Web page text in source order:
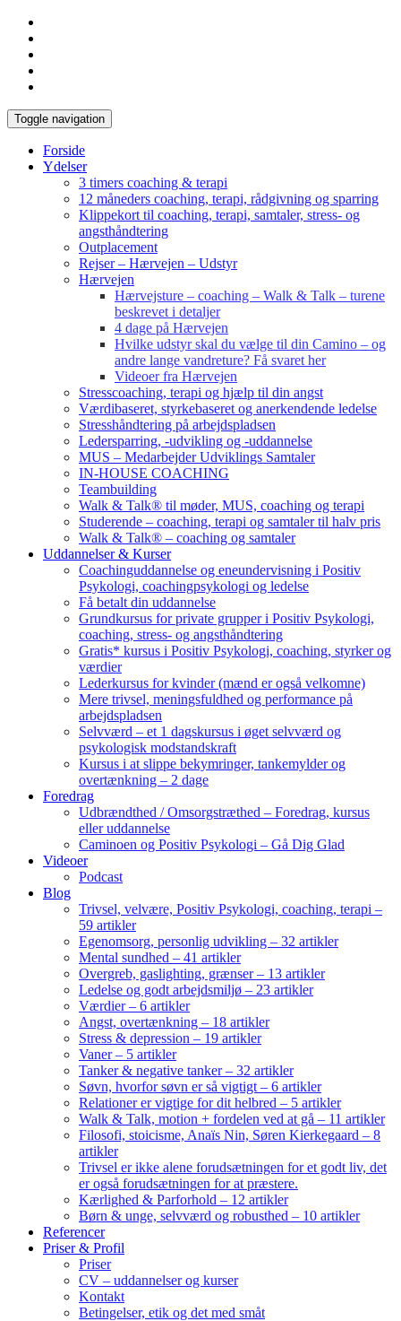
Toggle navigation
Forside
Ydelser
3 timers coaching & terapi
12 måneders coaching, terapi, rådgivning og sparring
Klippekort til coaching, terapi, samtaler, stress- og
angsthåndtering
Outplacement
Rejser – Hærvejen – Udstyr
Hærvejen
Hærvejsture – coaching – Walk & Talk – turene
beskrevet i detaljer
4 dage på Hærvejen
Hvilke udstyr skal du vælge til din Camino – og
andre lange vandreture? Få svaret her
Videoer fra Hærvejen
Stresscoaching, terapi og hjælp til din angst
Værdibaseret, styrkebaseret og anerkendende ledelse
Stresshåndtering på arbejdspladsen
Ledersparring, -udvikling og -uddannelse
MUS – Medarbejder Udviklings Samtaler
IN-HOUSE COACHING
Teambuilding
Walk & Talk® til møder, MUS, coaching og terapi
Studerende – coaching, terapi og samtaler til halv pris
Walk & Talk® – coaching og samtaler
Uddannelser & Kurser
Coachinguddannelse og eneundervisning i Positiv
Psykologi, coachingpsykologi og ledelse
Få betalt din uddannelse
Grundkursus for private grupper i Positiv Psykologi,
coaching, stress- og angsthåndtering
Gratis* kursus i Positiv Psykologi, coaching, styrker og
værdier
Lederkursus for kvinder (mænd er også velkomne)
Mere trivsel, meningsfuldhed og performance på
arbejdspladsen
Selvværd – et 1 dagskursus i øget selvværd og
psykologisk modstandskraft
Kursus i at slippe bekymringer, tankemylder og
overtænkning – 2 dage
Foredrag
Udbrændthed / Omsorgstræthed – Foredrag, kursus
eller uddannelse
Caminoen og Positiv Psykologi – Gå Dig Glad
Videoer
Podcast
Blog
Trivsel, velvære, Positiv Psykologi, coaching, terapi –
59 artikler
Egenomsorg, personlig udvikling – 32 artikler
Mental sundhed – 41 artikler
Overgreb, gaslighting, grænser – 13 artikler
Ledelse og godt arbejdsmiljø – 23 artikler
Værdier – 6 artikler
Angst, overtænkning – 18 artikler
Stress & depression – 19 artikler
Vaner – 5 artikler
Tanker & negative tanker – 32 artikler
Søvn, hvorfor søvn er så vigtigt – 6 artikler
Relationer er vigtige for dit helbred – 5 artikler
Walk & Talk, motion + fordelen ved at gå – 11 artikler
Filosofi, stoicisme, Anaïs Nin, Søren Kierkegaard – 8
artikler
Trivsel er ikke alene forudsætningen for et godt liv, det
er også forudsætningen for at præstere.
Kærlighed & Parforhold – 12 artikler
Børn & unge, selvværd og robusthed – 10 artikler
Referencer
Priser & Profil
Priser
CV – uddannelser og kurser
Kontakt
Betingelser, etik og det med småt